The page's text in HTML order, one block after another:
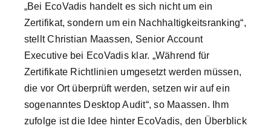
„Bei EcoVadis handelt es sich nicht um ein
Zertifikat, sondern um ein Nachhaltigkeitsranking“,
stellt Christian Maassen, Senior Account
Executive bei EcoVadis klar. „Während für
Zertifikate Richtlinien umgesetzt werden müssen,
die vor Ort überprüft werden, setzen wir auf ein
sogenanntes Desktop Audit“, so Maassen. Ihm
zufolge ist die Idee hinter EcoVadis, den Überblick